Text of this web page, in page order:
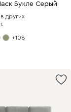
Букле Серый
других
+108